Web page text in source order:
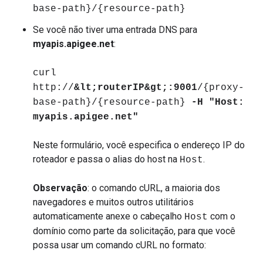
base-path}/{resource-path}
Se você não tiver uma entrada DNS para
myapis.apigee.net:
curl
http://&lt;routerIP&gt;:9001/{proxy-
base-path}/{resource-path}
-H "Host:
myapis.apigee.net"
Neste formulário, você especifica o endereço IP do
roteador e passa o alias do host na Host.
Observação: o comando cURL, a maioria dos
navegadores e muitos outros utilitários
automaticamente anexe o cabeçalho Host com o
domínio como parte da solicitação, para que você
possa usar um comando cURL no formato: